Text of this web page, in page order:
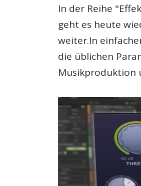
In der Reihe
geht es heute
weiter.In
die üblichen
Musikproduktion